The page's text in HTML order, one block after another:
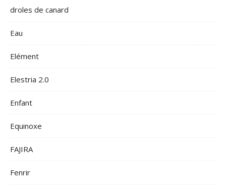
droles de canard
Eau
Elément
Elestria 2.0
Enfant
Equinoxe
FAJIRA
Fenrir